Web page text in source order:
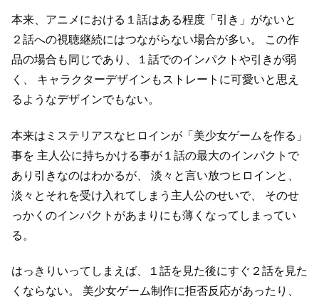
本来、アニメにおける１話はある程度「引き」がないと
２話への視聴継続にはつながらない場合が多い。
この作
品の場合も同じであり、１話でのインパクトや引きが弱
く、
キャラクターデザインもストレートに可愛いと思え
るようなデザインでもない。
本来はミステリアスなヒロインが「美少女ゲームを作る」
事を 主人公に持ちかける事が１話の最大のインパクトで
あり引きなのはわかるが、
淡々と言い放つヒロインと、
淡々とそれを受け入れてしまう主人公のせいで、
そのせ
っかくのインパクトがあまりにも薄くなってしまってい
る。
はっきりいってしまえば、１話を見た後にすぐ２話を見た
くならない。
美少女ゲーム制作に拒否反応があったり、